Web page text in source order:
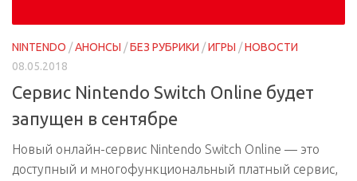
NINTENDO /АНОНСЫ /БЕЗ РУБРИКИ /ИГРЫ /НОВОСТИ
08.05.2018
Сервис Nintendo Switch Online будет
запущен в сентябре
Новый онлайн-сервис Nintendo Switch Online — это
доступный и многофункциональный платный сервис,